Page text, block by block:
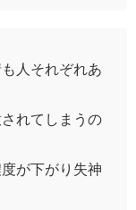
人それぞれあ
れてしまうの
が下がり失神